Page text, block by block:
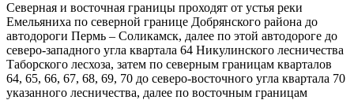
Северная и восточная границы проходят от устья реки
Емельяниха по северной границе Добрянского района до
автодороги Пермь – Соликамск, далее по этой автодороге до
северо-западного угла квартала 64 Никулинского лесничества
Таборского лесхоза, затем по северным границам кварталов
64, 65, 66, 67, 68, 69, 70 до северо-восточного угла квартала 70
указанного лесничества, далее по восточным границам